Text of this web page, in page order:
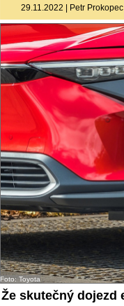
29.11.2022 | Petr Prokopec
Foto: Toyota
Že skutečný dojezd